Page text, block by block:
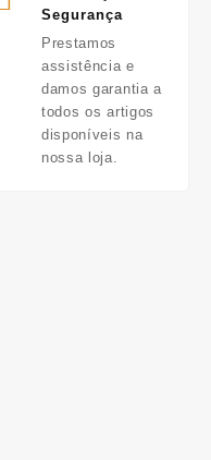
Segurança
Prestamos
assistência e
damos garantia a
todos os artigos
disponíveis na
nossa loja.